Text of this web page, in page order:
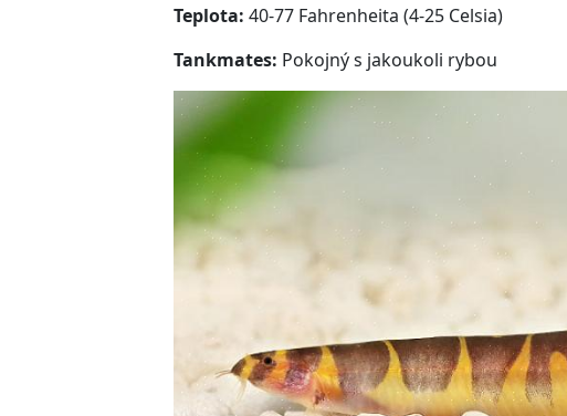
Teplota: 40-77 Fahrenheita (4-25 Celsia)
Tankmates: Pokojný s jakoukoli rybou